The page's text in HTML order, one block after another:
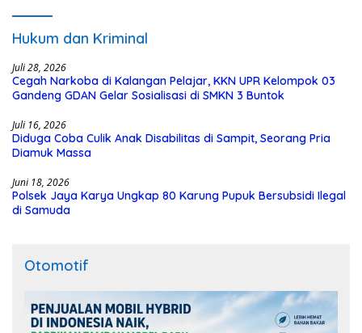
Hukum dan Kriminal
Juli 28, 2026
Cegah Narkoba di Kalangan Pelajar, KKN UPR Kelompok 03
Gandeng GDAN Gelar Sosialisasi di SMKN 3 Buntok
Juli 16, 2026
Diduga Coba Culik Anak Disabilitas di Sampit, Seorang Pria
Diamuk Massa
Juni 18, 2026
Polsek Jaya Karya Ungkap 80 Karung Pupuk Bersubsidi Ilegal
di Samuda
Otomotif